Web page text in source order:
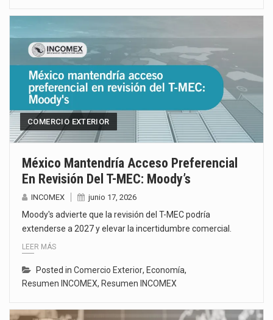
COMERCIO EXTERIOR
México Mantendría Acceso Preferencial
En Revisión Del T-MEC: Moody’s
INCOMEX junio 17, 2026
Moody's advierte que la revisión del T-MEC podría
extenderse a 2027 y elevar la incertidumbre comercial.
LEER MÁS
Posted in Comercio Exterior, Economía,
Resumen INCOMEX, Resumen INCOMEX